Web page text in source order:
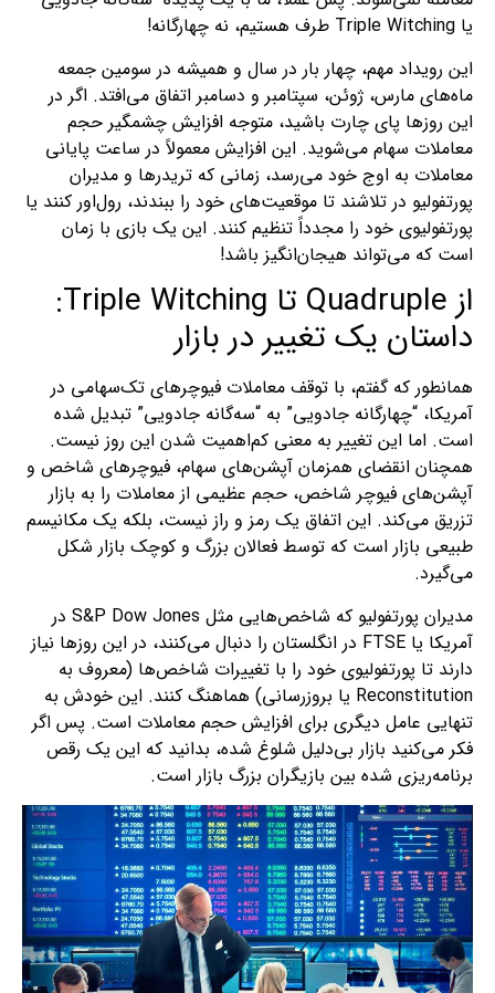
یا Triple Witching طرف هستیم، نه چهارگانه!
این رویداد مهم، چهار بار در سال و همیشه در سومین جمعه
ماه‌های مارس، ژوئن، سپتامبر و دسامبر اتفاق می‌افتد. اگر در
این روزها پای چارت باشید، متوجه افزایش چشمگیر حجم
معاملات سهام می‌شوید. این افزایش معمولاً در ساعت پایانی
معاملات به اوج خود می‌رسد، زمانی که تریدرها و مدیران
پورتفولیو در تلاشند تا موقعیت‌های خود را ببندند، رول‌اور کنند یا
پورتفولیوی خود را مجدداً تنظیم کنند. این یک بازی با زمان
است که می‌تواند هیجان‌انگیز باشد!
از Quadruple تا Triple Witching:
داستان یک تغییر در بازار
همانطور که گفتم، با توقف معاملات فیوچرهای تک‌سهامی در
آمریکا، “چهارگانه جادویی” به “سه‌گانه جادویی” تبدیل شده
است. اما این تغییر به معنی کم‌اهمیت شدن این روز نیست.
همچنان انقضای همزمان آپشن‌های سهام، فیوچرهای شاخص و
آپشن‌های فیوچر شاخص، حجم عظیمی از معاملات را به بازار
تزریق می‌کند. این اتفاق یک رمز و راز نیست، بلکه یک مکانیسم
طبیعی بازار است که توسط فعالان بزرگ و کوچک بازار شکل
می‌گیرد.
مدیران پورتفولیو که شاخص‌هایی مثل S&P Dow Jones در
آمریکا یا FTSE در انگلستان را دنبال می‌کنند، در این روزها نیاز
دارند تا پورتفولیوی خود را با تغییرات شاخص‌ها (معروف به
Reconstitution یا بروزرسانی) هماهنگ کنند. این خودش به
تنهایی عامل دیگری برای افزایش حجم معاملات است. پس اگر
فکر می‌کنید بازار بی‌دلیل شلوغ شده، بدانید که این یک رقص
برنامه‌ریزی شده بین بازیگران بزرگ بازار است.